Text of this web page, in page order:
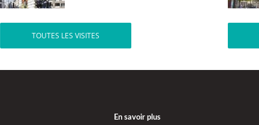
TOUTES LES VISITES
En savoir plus